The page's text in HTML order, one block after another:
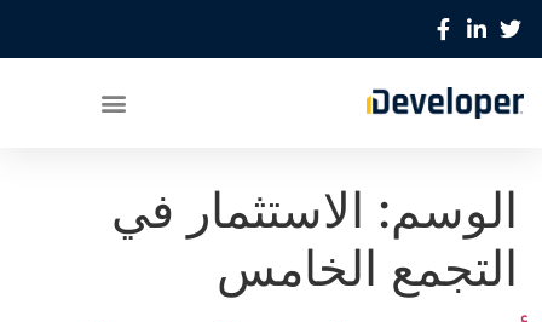
الوسم: الاستثمار في
التجمع الخامس